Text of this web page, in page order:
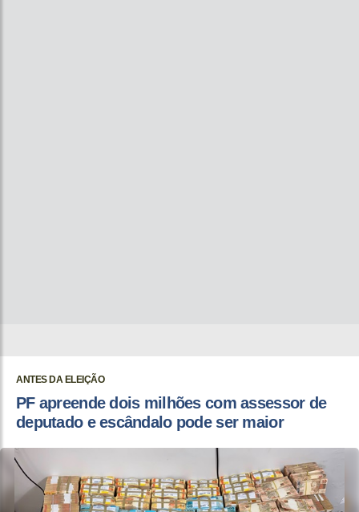
ANTES DA ELEIÇÃO
PF apreende dois milhões com assessor de
deputado e escândalo pode ser maior